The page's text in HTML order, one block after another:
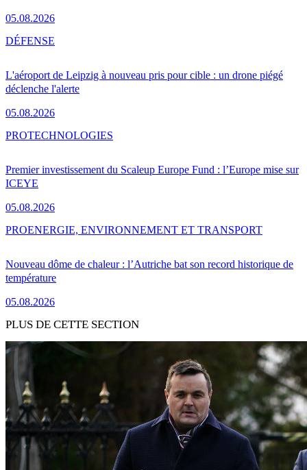
05.08.2026
L'aéroport de Leipzig à nouveau pris pour cible : un drone piégé
déclenche l'alerte
05.08.2026
DÉFENSE
Premier investissement du Scaleup Europe Fund : l’Europe mise sur
ICEYE
05.08.2026
PROTECHNOLOGIES
Nouveau dôme de chaleur : l’Autriche bat son record historique de
température
05.08.2026
PROENERGIE, ENVIRONNEMENT ET TRANSPORT
PLUS DE CETTE SECTION